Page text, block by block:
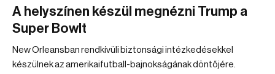
A helyszínen készül megnézni Trump a
Super Bowlt
New Orleansban rendkívüli biztonsági intézkedésekkel
készülnek az amerikaifutball-bajnokságának döntőjére.